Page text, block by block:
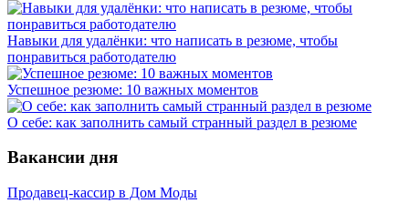
Навыки для удалёнки: что написать в резюме, чтобы
понравиться работодателю
Успешное резюме: 10 важных моментов
О себе: как заполнить самый странный раздел в резюме
Вакансии дня
Продавец-кассир в Дом Моды